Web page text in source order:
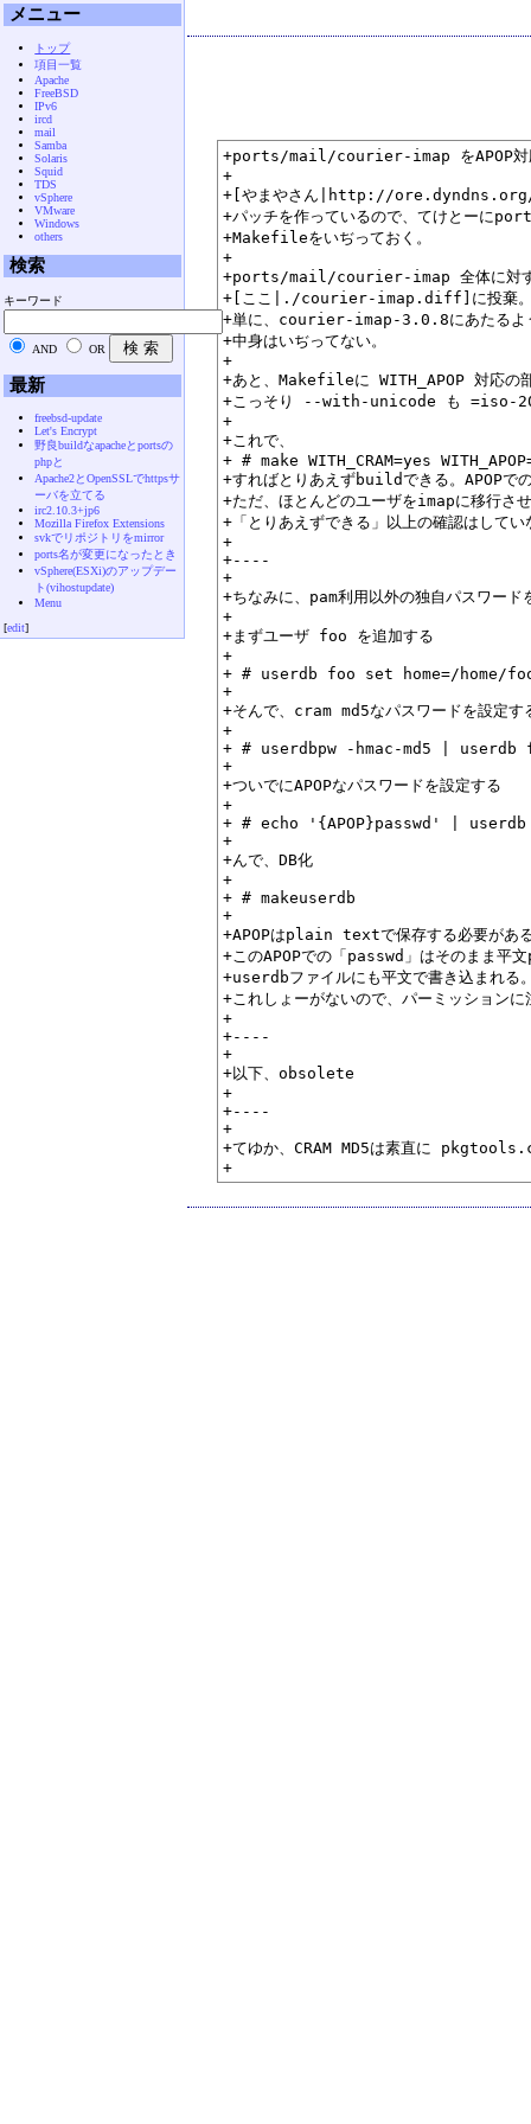
+ports/mail/courier-imap をAPOP対応
+
+[やまやさん|http://
+パッチを作っているので、てけとーに
+Makefileをいぢっておく。
+
+ports/mail/courier-imap 全体に対す
+[ここ|./courier-imap.diff]に投棄
+単に、courier-imap-3.0.8にあたるよう
+中身はいぢってない。
+
+あと、Makefileに WITH_APOP 対応の
+こっそり --with-unicode も =iso-
+
+これで、
+ # make WITH_CRAM=yes
+すればとりあえずbuildできる。APOPで
+ただ、ほとんどのユーザをimapに移行さ
+「とりあえずできる」以上の確認はしてい
+
+----
+
+ちなみに、pam利用以外の独自パスワード
+
+まずユーザ foo を追加する
+
+ # userdb foo set home=/home/
+
+そんで、cram md5なパスワードを設定す
+
+ # userdbpw -hmac-md5 | userdb
+
+ついでにAPOPなパスワードを設定する
+
+ # echo '{APOP}passwd' |
+
+んで、DB化
+
+ # makeuserdb
+
+APOPはplain textで保存する必要があ
+このAPOPでの「passwd」はそのまま平
+userdbファイルにも平文で書き込まれる
+これしょーがないので、パーミッションに
+
+----
+
+以下、obsolete
+
+----
+
+てゆか、CRAM MD5は素直に
メニュー
トップ
項目一覧
Apache
FreeBSD
IPv6
ircd
mail
Samba
Solaris
Squid
TDS
vSphere
VMware
Windows
others
検索
キーワード
AND OR
最新
freebsd-update
Let's Encrypt
野良buildなapacheとportsの
phpと
Apache2とOpenSSLでhttpsサ
ーバを立てる
irc2.10.3+jp6
Mozilla Firefox Extensions
svkでリポジトリをmirror
ports名が変更になったとき
vSphere(ESXi)のアップデー
ト(vihostupdate)
Menu
[edit]